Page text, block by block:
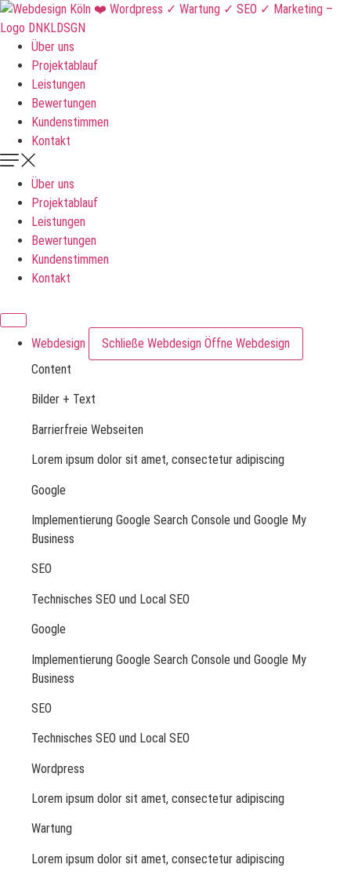
Zum
Inhalt
springenÜber uns
Projektablauf
Leistungen
Bewertungen
Kundenstimmen
Kontakt
Über uns
Projektablauf
Leistungen
Bewertungen
Kundenstimmen
Kontakt
Webdesign Schließe Webdesign Öffne Webdesign
Content
Bilder + Text
Barrierfreie Webseiten
Lorem ipsum dolor sit amet, consectetur adipiscing
Google
Implementierung Google Search Console und Google My
Business
SEO
Technisches SEO und Local SEO
Google
Implementierung Google Search Console und Google My
Business
SEO
Technisches SEO und Local SEO
Wordpress
Lorem ipsum dolor sit amet, consectetur adipiscing
Wartung
Lorem ipsum dolor sit amet, consectetur adipiscing